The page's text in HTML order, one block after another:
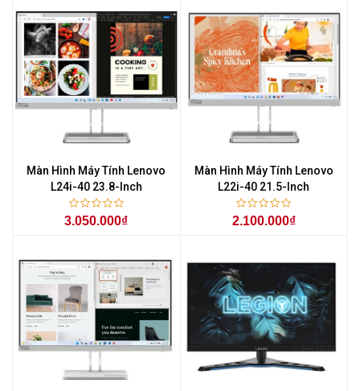
Màn Hình Máy Tính Lenovo
L24i-40 23.8-Inch
3.050.000₫
Màn Hình Máy Tính Lenovo
L22i-40 21.5-Inch
2.100.000₫